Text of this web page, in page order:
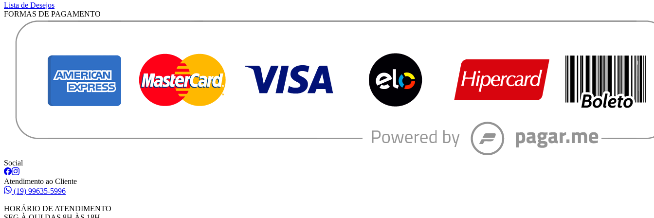
Lista de Desejos
FORMAS DE PAGAMENTO
Social
Atendimento ao Cliente
(19) 99635-5996
HORÁRIO DE ATENDIMENTO